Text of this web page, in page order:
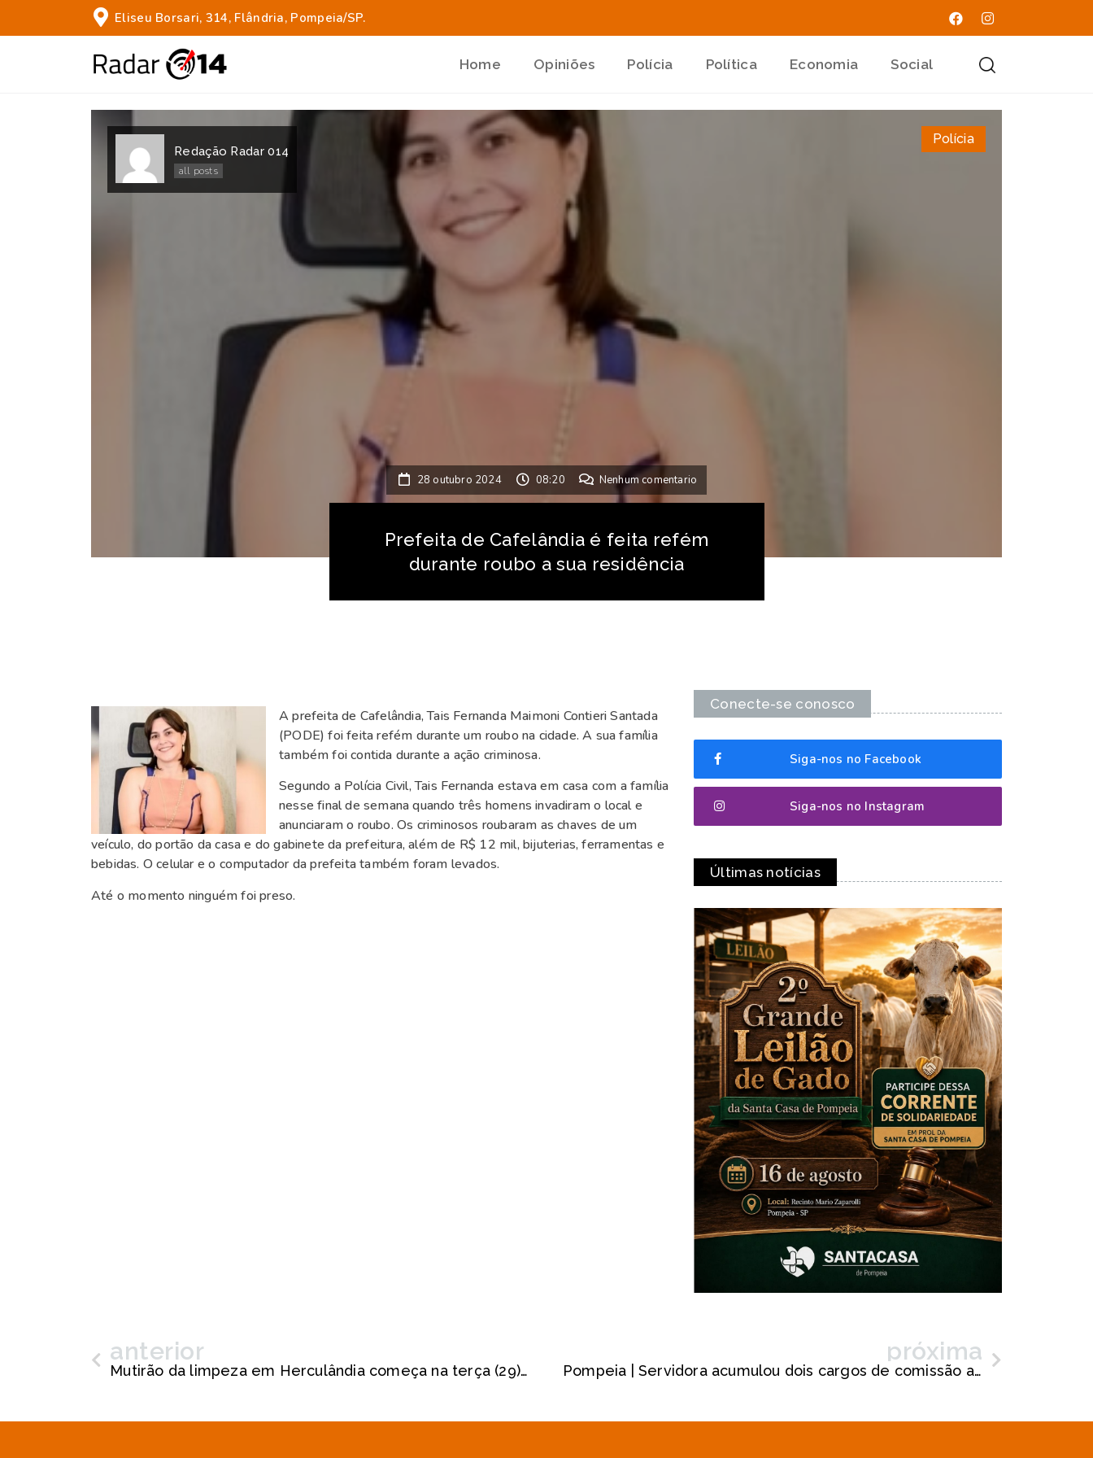
Eliseu Borsari, 314, Flândria, Pompeia/SP.
Home Opiniões Polícia Política Economia Social
Redação Radar 014
all posts
Polícia
28 outubro 2024 08:20 Nenhum comentario
Prefeita de Cafelândia é feita refém
durante roubo a sua residência
A prefeita de Cafelândia, Tais Fernanda Maimoni Contieri Santada
(PODE) foi feita refém durante um roubo na cidade. A sua família
também foi contida durante a ação criminosa.
Segundo a Polícia Civil, Tais Fernanda estava em casa com a família
nesse final de semana quando três homens invadiram o local e
anunciaram o roubo. Os criminosos roubaram as chaves de um
veículo, do portão da casa e do gabinete da prefeitura, além de R$ 12 mil, bijuterias, ferramentas e
bebidas. O celular e o computador da prefeita também foram levados.
Até o momento ninguém foi preso.
Conecte-se conosco
Siga-nos no Facebook
Siga-nos no Instagram
Últimas notícias
anterior
Mutirão da limpeza em Herculândia começa na terça (29) e vai até o dia 14 de novembro
próxima
Pompeia | Servidora acumulou dois cargos de comissão ao mesmo tempo por mais de 3 anos